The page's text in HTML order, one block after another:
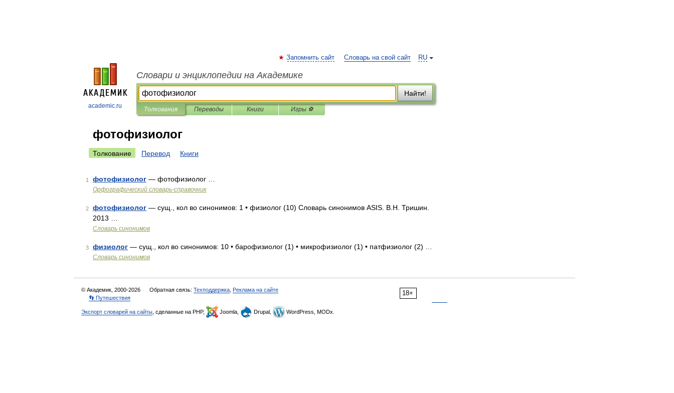
academic.ru
RU
Запомнить сайт Словарь на свой сайт
Словари и энциклопедии на Академике
Найти!
Толкования Переводы Книги Игры ⚽
фотофизиолог
Толкование Перевод Книги
1 фотофизиолог — фотофизиолог …
Орфографический словарь-справочник
2 фотофизиолог — сущ., кол во синонимов: 1 • физиолог (10) Словарь синонимов ASIS. В.Н. Тришин.
2013 …
Словарь синонимов
3 физиолог — сущ., кол во синонимов: 10 • барофизиолог (1) • микрофизиолог (1) • патфизиолог (2) …
Словарь синонимов
18+
© Академик, 2000-2026 Обратная связь: Техподдержка Реклама на сайте
👣 Путешествия
Экспорт словарей на сайты , сделанные на PHP, Joomla, Drupal, WordPress, MODx.